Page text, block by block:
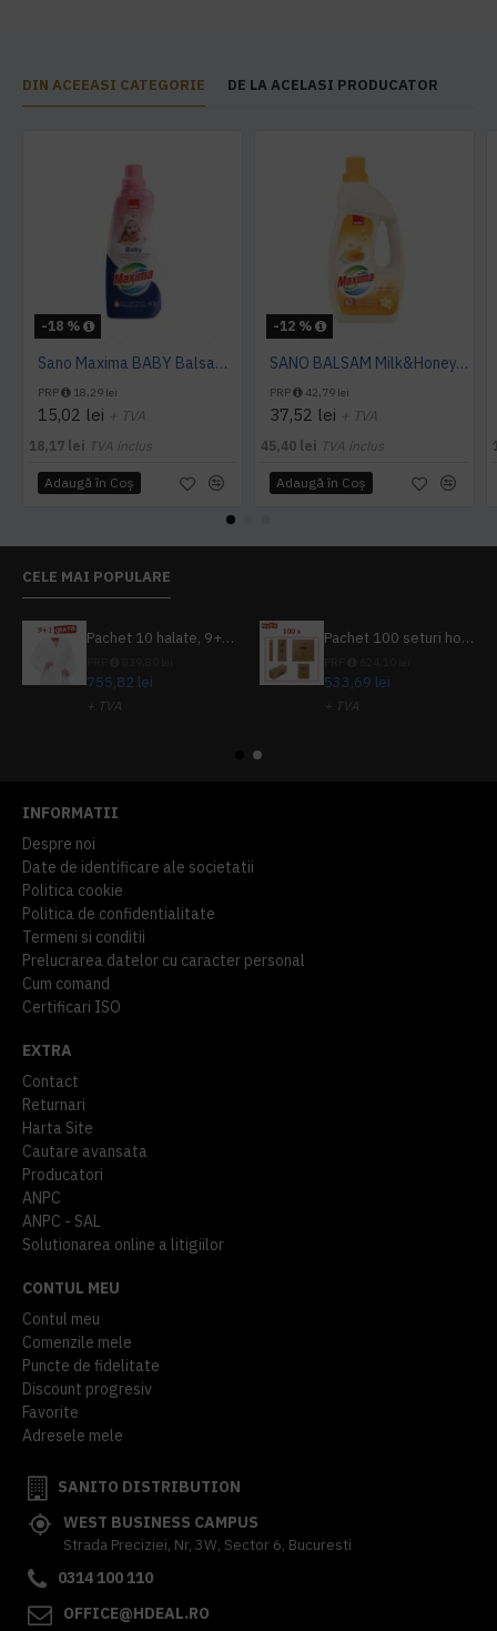
DIN ACEEASI CATEGORIE DE LA ACELASI PRODUCATOR
-18 %
Sano Maxima BABY Balsam Super Concentrat 1L
PRP 18,29 lei
15,02 lei + TVA
18,17 lei TVA inclus
Adaugă în Coş
-12 %
SANO BALSAM Milk&Honey, 4L
PRP 42,79 lei
37,52 lei + TVA
45,40 lei TVA inclus
Adaugă în Coş
CELE MAI POPULARE
Pachet 10 halate, 9+1 gratuit
755,82 lei
+ TVA
Pachet 100 seturi hoteliere, set dentar, set barbierit, casca de dus, pila unghii, set cusut
533,69 lei
+ TVA
INFORMATII
Despre noi
Date de identificare ale societatii
Politica cookie
Politica de confidentialitate
Termeni si conditii
Prelucrarea datelor cu caracter personal
Cum comand
Certificari ISO
EXTRA
Contact
Returnari
Harta Site
Cautare avansata
Producatori
ANPC
ANPC - SAL
Solutionarea online a litigiilor
CONTUL MEU
Contul meu
Comenzile mele
Puncte de fidelitate
Discount progresiv
Favorite
Adresele mele
SANITO DISTRIBUTION
WEST BUSINESS CAMPUS
Strada Preciziei, Nr, 3W, Sector 6, Bucuresti
0314 100 110
OFFICE@HDEAL.RO